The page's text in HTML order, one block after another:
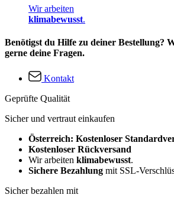
Wir arbeiten
klimabewusst.
Benötigst du Hilfe zu deiner Bestellung?
gerne deine Fragen.
Kontakt
Geprüfte Qualität
Sicher und vertraut einkaufen
Österreich: Kostenloser
Kostenloser Rückversand
Wir arbeiten klimabewusst.
Sichere Bezahlung mit SSL-
Sicher bezahlen mit